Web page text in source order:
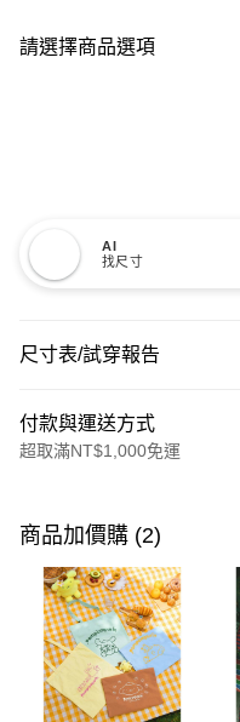
請選擇商品選項
AI
找尺寸
尺寸表/試穿報告
付款與運送方式
超取滿NT$1,000免運
信用卡一次付款
購物金
超商取貨付款
LINE Pay
街口支付
商品加價購 (2)